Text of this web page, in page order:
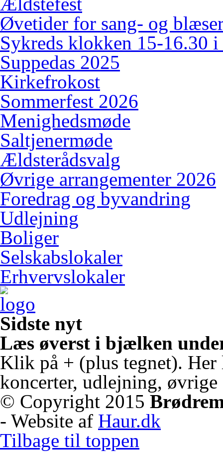
Øvetider for sang- og
Sykreds klokken 15-16.30
Suppedas 2025
Kirkefrokost
Sommerfest 2026
Menighedsmøde
Saltjenermøde
Ældsterådsvalg
Øvrige arrangementer 2026
Foredrag og byvandring
Udlejning
Boliger
Selskabslokaler
Erhvervslokaler
Sidste nyt
Læs øverst i bjælken
Klik på + (plus tegnet).
koncerter, udlejning, øvrige
© Copyright 2015
- Website af Haur.dk
Tilbage til toppen